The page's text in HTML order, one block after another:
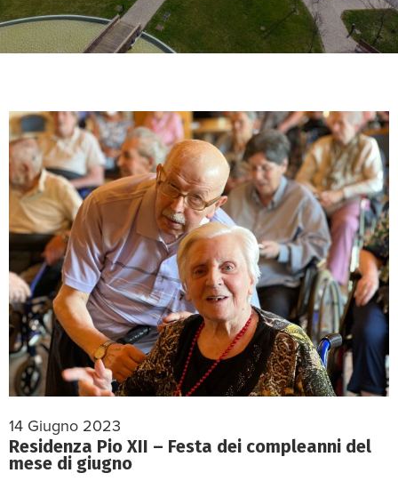
14 Giugno 2023
Residenza Pio XII – Festa dei compleanni del
mese di giugno